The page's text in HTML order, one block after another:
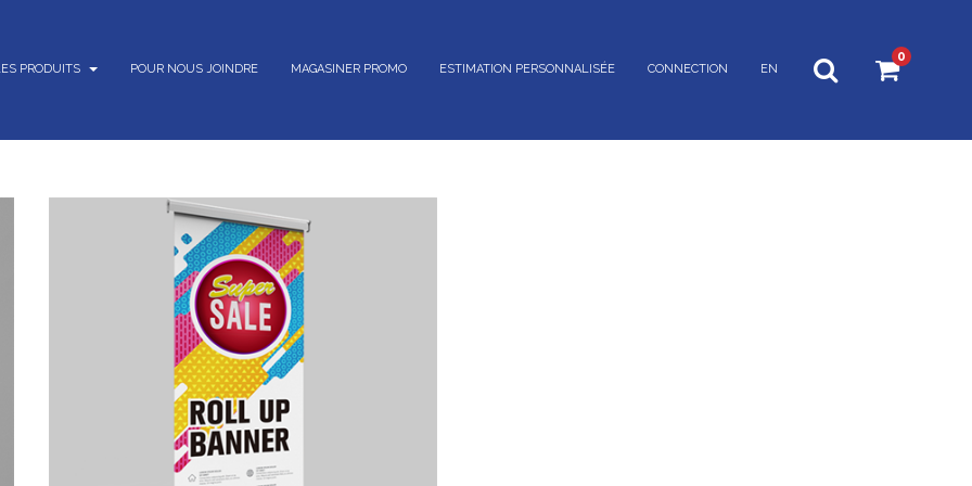
0
PRODUITS POUR NOUS JOINDRE MAGASINER PROMO ESTIMATION PERSONNALISÉE CONNECTION EN